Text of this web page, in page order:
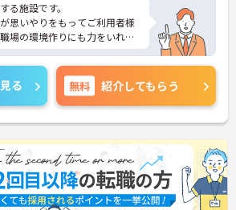
る施設です。
思いやりをもってご利用者様
場の環境作りにも力をいれて
お気軽にお問い合わせくださ
る 無料 紹介してもらう